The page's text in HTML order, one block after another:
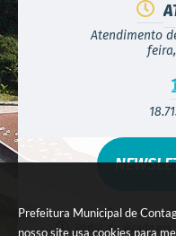
Prefeitura Municipal de
nosso site usa cookies para
Atendimento
Versão do
Portal atualizado em: